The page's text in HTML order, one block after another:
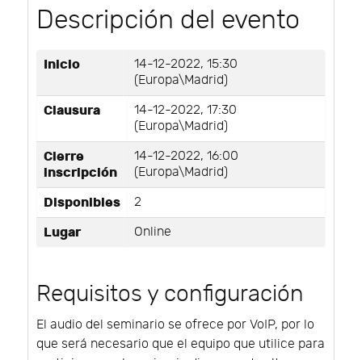
Descripción del evento
Inicio
14-12-2022, 15:30
(Europa\Madrid)
Clausura
14-12-2022, 17:30
(Europa\Madrid)
Cierre
inscripción
14-12-2022, 16:00
(Europa\Madrid)
Disponibles 2
Lugar Online
Requisitos y configuración
El audio del seminario se ofrece por VoIP, por lo
que será necesario que el equipo que utilice para